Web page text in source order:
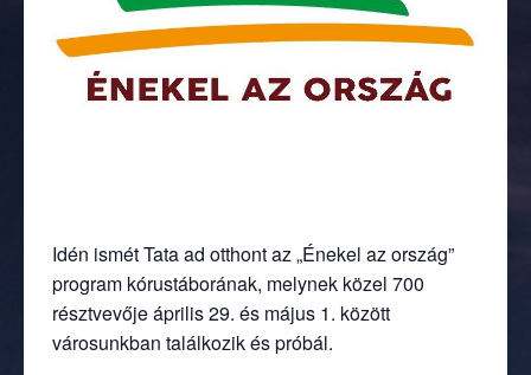
Idén ismét Tata ad otthont az „Énekel az ország”
program kórustáborának, melynek közel 700
résztvevője április 29. és május 1. között
városunkban találkozik és próbál.